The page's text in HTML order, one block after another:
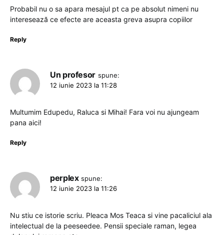
Probabil nu o sa apara mesajul pt ca pe absolut nimeni nu
interesează ce efecte are aceasta greva asupra copiilor
Reply
Un profesor spune:
12 iunie 2023 la 11:28
Multumim Edupedu, Raluca si Mihai! Fara voi nu ajungeam
pana aici!
Reply
perplex spune:
12 iunie 2023 la 11:26
Nu stiu ce istorie scriu. Pleaca Mos Teaca si vine pacaliciul ala
intelectual de la peeseedee. Pensii speciale raman, legea